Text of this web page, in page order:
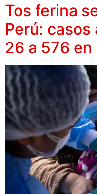
Tos ferina
Perú:
26 a 576 en